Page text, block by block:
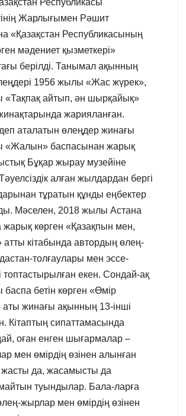
Республикасы
Жарлығымен Рәшит
«Қазақстан Республикасының
мәдениет қызметкері»
берілді. Танымал ақынның
1956 жылы «Жас жүрек»,
«Тақпақ айтып, ән шырқайық»
жарияланған.
аталатын өлеңдер жинағы
«Жалын» баспасынан жарық
Бұқар жырау музейіне
алған жылдардан бергі
тұратын құнды еңбектер
Мәселен, 2018 жылы Астана
жарық көрген «Қазақпын мен,
атты кітабында автордың өлең-
толғаулары мен эссе-
топтастырылған екен. Сондай-ақ
бетін көрген «Өмір
аты жинағы ақынның 13-інші
Кітаптың сипаттамасында
оған енген шығармалар –
мен өмірдің өзінен алынған
жасты да, жасамысты да
туындылар. Бала-ларға
жырлар мен өмірдің өзінен